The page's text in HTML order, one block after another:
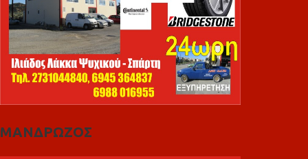
ΜΑΝΔΡΩΖΟΣ